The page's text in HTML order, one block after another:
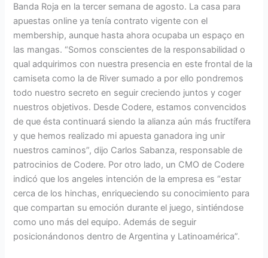
Banda Roja en la tercer semana de agosto. La casa para
apuestas online ya tenía contrato vigente con el
membership, aunque hasta ahora ocupaba un espaço en
las mangas. “Somos conscientes de la responsabilidad o
qual adquirimos con nuestra presencia en este frontal de la
camiseta como la de River sumado a por ello pondremos
todo nuestro secreto en seguir creciendo juntos y coger
nuestros objetivos. Desde Codere, estamos convencidos
de que ésta continuará siendo la alianza aún más fructífera
y que hemos realizado mi apuesta ganadora ing unir
nuestros caminos”, dijo Carlos Sabanza, responsable de
patrocinios de Codere. Por otro lado, un CMO de Codere
indicó que los angeles intención de la empresa es “estar
cerca de los hinchas, enriqueciendo su conocimiento para
que compartan su emoción durante el juego, sintiéndose
como uno más del equipo. Además de seguir
posicionándonos dentro de Argentina y Latinoamérica”.